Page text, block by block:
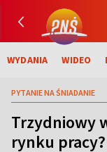
WYDANIA WIDEO
PYTANIE NA ŚNIADANIE
Trzydniowy
rynku pracy?